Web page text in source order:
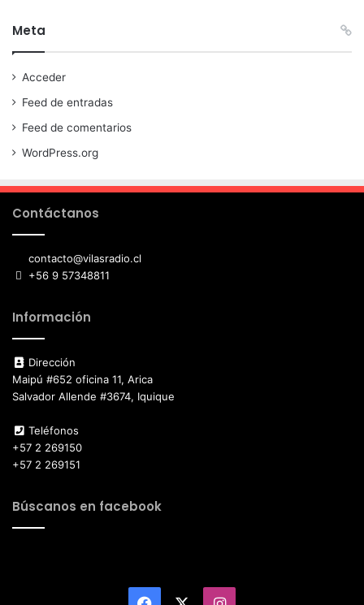
Meta
Acceder
Feed de entradas
Feed de comentarios
WordPress.org
Contáctanos
contacto@vilasradio.cl
+56 9 57348811
Información
Dirección
Maipú #652 oficina 11, Arica
Salvador Allende #3674, Iquique
Teléfonos
+57 2 269150
+57 2 269151
Búscanos en facebook